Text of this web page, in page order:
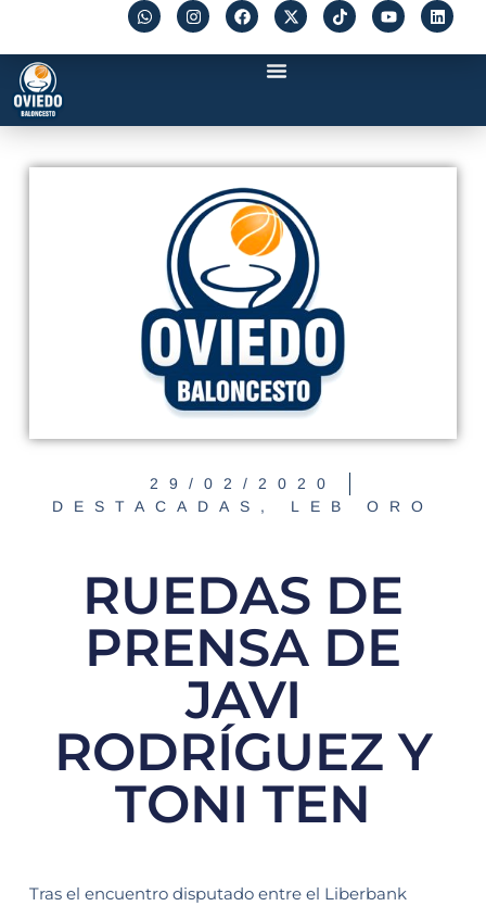
29/02/2020
DESTACADAS , LEB ORO
RUEDAS DE
PRENSA DE
JAVI
RODRÍGUEZ Y
TONI TEN
Tras el encuentro disputado entre el Liberbank